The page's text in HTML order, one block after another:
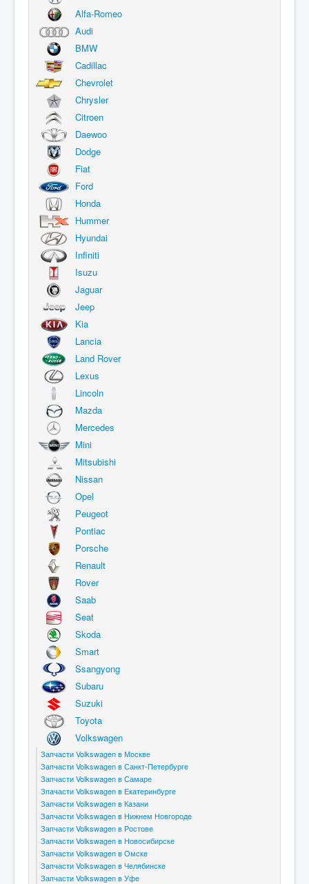
Alfa-Romeo
Audi
BMW
Cadillac
Chevrolet
Chrysler
Citroen
Daewoo
Dodge
Fiat
Ford
Honda
Hummer
Hyundai
Infiniti
Isuzu
Jaguar
Jeep
Kia
Lancia
Land Rover
Lexus
Lincoln
Mazda
Mercedes
Mini
Mitsubishi
Nissan
Opel
Peugeot
Pontiac
Porsche
Renault
Rover
Saab
Seat
Skoda
Smart
Ssangyong
Subaru
Suzuki
Toyota
Volkswagen
Запчасти Volkswagen в Москве
Запчасти Volkswagen в Санкт-Петербурге
Запчасти Volkswagen в Самаре
Зпачасти Volkswagen в Екатеринбурге
Запчасти Volkswagen в Казани
Запчасти Volkswagen в Нижнем Новгороде
Запчасти Volkswagen в Ростове
Запчасти Volkswagen в Новосибирске
Запчасти Volkswagen в Омске
Запчасти Volkswagen в Челябинске
Запчасти Volkswagen в Уфе